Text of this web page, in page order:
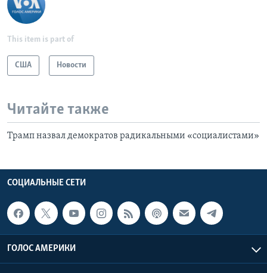
This item is part of
США Новости
Читайте также
Трамп назвал демократов радикальными «социалистами»
СОЦИАЛЬНЫЕ СЕТИ
ГОЛОС АМЕРИКИ